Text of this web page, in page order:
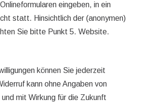
eingeben, in ein
statt. Hinsichtlich der (anonymen)
Sie bitte Punkt 5. Website.
können Sie jederzeit
kann ohne Angaben von
mit Wirkung für die Zukunft